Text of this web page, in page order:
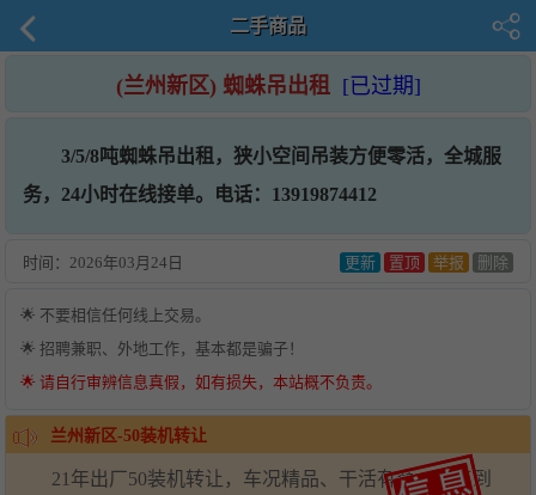
二手商品
(兰州新区) 蜘蛛吊出租 [已过期]
3/5/8吨蜘蛛吊出租，狭小空间吊装方便零活，全城服
务，24小时在线接单。电话：13919874412
时间： 2026年03月24日 更新 置顶 举报 删除
🌟 不要相信任何线上交易。
🌟 招聘兼职、外地工作，基本都是骗子！
🌟 请自行审辨信息真假，如有损失，本站概不负责。
兰州新区-50装机转让
21年出厂50装机转让，车况精品、干活有劲，保养到